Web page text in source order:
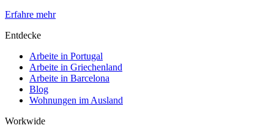
Erfahre mehr
Entdecke
Arbeite in Portugal
Arbeite in Griechenland
Arbeite in Barcelona
Blog
Wohnungen im Ausland
Workwide